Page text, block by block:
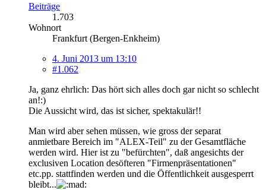
Beiträge
1.703
Wohnort
Frankfurt (Bergen-Enkheim)
4. Juni 2013 um 13:10
#1.062
Ja, ganz ehrlich: Das hört sich alles doch gar nicht so schlecht
an!:)
Die Aussicht wird, das ist sicher, spektakulär!!
Man wird aber sehen müssen, wie gross der separat
anmietbare Bereich im "ALEX-Teil" zu der Gesamtfläche
werden wird. Hier ist zu "befürchten", daß angesichts der
exclusiven Location desöfteren "Firmenpräsentationen"
etc.pp. stattfinden werden und die Öffentlichkeit ausgesperrt
bleibt...